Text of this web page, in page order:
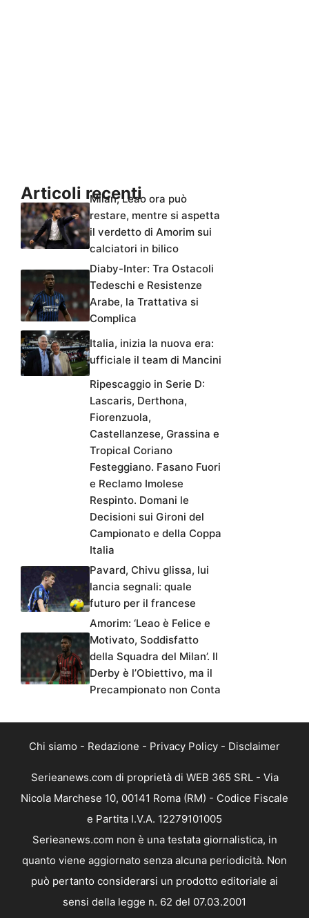
Articoli recenti
Milan, Leao ora può
restare, mentre si aspetta
il verdetto di Amorim sui
calciatori in bilico
Diaby-Inter: Tra Ostacoli
Tedeschi e Resistenze
Arabe, la Trattativa si
Complica
Italia, inizia la nuova era:
ufficiale il team di Mancini
Ripescaggio in Serie D:
Lascaris, Derthona,
Fiorenzuola,
Castellanzese, Grassina e
Tropical Coriano
Festeggiano. Fasano Fuori
e Reclamo Imolese
Respinto. Domani le
Decisioni sui Gironi del
Campionato e della Coppa
Italia
Pavard, Chivu glissa, lui
lancia segnali: quale
futuro per il francese
Amorim: ‘Leao è Felice e
Motivato, Soddisfatto
della Squadra del Milan’. Il
Derby è l’Obiettivo, ma il
Precampionato non Conta
Chi siamo - Redazione - Privacy Policy - Disclaimer
Serieanews.com di proprietà di WEB 365 SRL - Via
Nicola Marchese 10, 00141 Roma (RM) - Codice Fiscale
e Partita I.V.A. 12279101005
Serieanews.com non è una testata giornalistica, in
quanto viene aggiornato senza alcuna periodicità. Non
può pertanto considerarsi un prodotto editoriale ai
sensi della legge n. 62 del 07.03.2001